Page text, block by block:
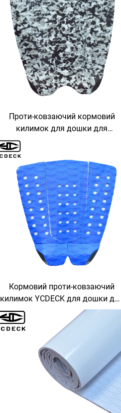
Проти-ковзаючий кормовий
килимок для дошки для
Кормовий проти-ковзаючий
килимок YCDECK для дошки для
серфінгу, клейове покриття з
ЕВА для скейтборду, SUP,
лонгборду